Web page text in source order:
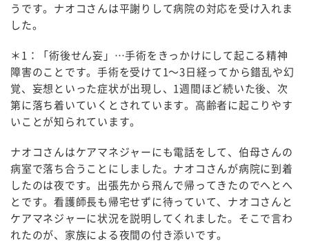
うです。ナオコさんは平謝りして病院の対応を受け入れま
した。
＊1：「術後せん妄」…手術をきっかけにして起こる精神
障害のことです。手術を受けて1～3日経ってから錯乱や幻
覚、妄想といった症状が出現し、1週間ほど続いた後、次
第に落ち着いていくとされています。高齢者に起こりやす
いことが知られています。
ナオコさんはケアマネジャーにも電話をして、伯母さんの
病室で落ち合うことにしました。ナオコさんが病院に到着
したのは夜です。出張先から飛んで帰ってきたのでへとへ
とです。看護師長も帰宅せずに待っていて、ナオコさんと
ケアマネジャーに状況を説明してくれました。そこで言わ
れたのが、家族による夜間の付き添いです。